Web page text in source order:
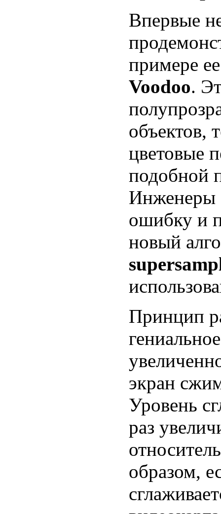
Впервые
примере
Voodoo.
объектов,
цветовые
подобной
Инженеры
ошибку и
новый
Принцип
экран
Уровень
раз
образом,